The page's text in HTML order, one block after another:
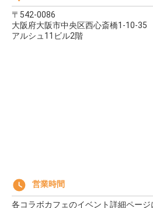
〒542-0086
大阪府大阪市中央区西心斎橋1-10-35
アルシュ11ビル2階
営業時間
各コラボカフェのイベント詳細ペー